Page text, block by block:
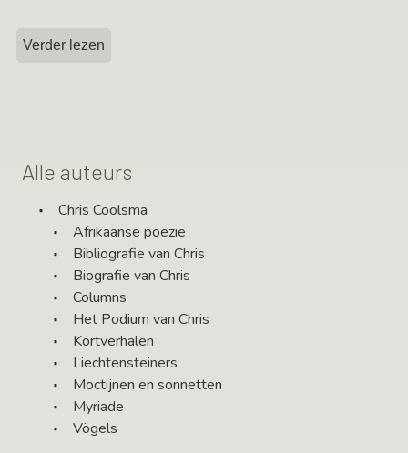
Verder lezen
Alle auteurs
Chris Coolsma
Afrikaanse poëzie
Bibliografie van Chris
Biografie van Chris
Columns
Het Podium van Chris
Kortverhalen
Liechtensteiners
Moctijnen en sonnetten
Myriade
Vögels